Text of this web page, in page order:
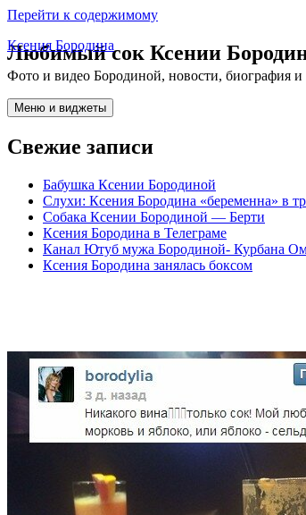
Перейти к содержимому
Ксения Бородина
Фото и видео Бородиной, новости, биография
Меню и виджеты
Свежие записи
Бабушка Ксении Бородиной
Слухи: Ксения Бородина «беременна» в
Собака Ксении Бородиной — Берти
Ксения Бородина в Телеграме
Канал Ютуб мужа Бородиной- Курбана
Ксения Бородина занялась боксом
Любимый сок Ксении